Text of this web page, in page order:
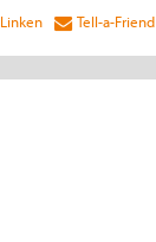
Linken Tell-a-Friend